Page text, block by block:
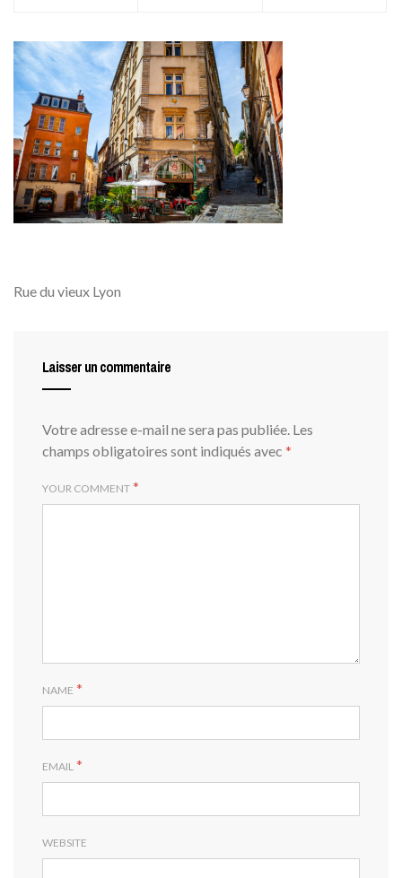
Rue du vieux Lyon
Laisser un commentaire
Votre adresse e-mail ne sera pas publiée. Les
champs obligatoires sont indiqués avec *
YOUR COMMENT *
NAME *
EMAIL *
WEBSITE